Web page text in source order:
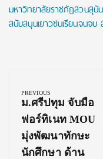
มหาวิทยาลัยราชภัฏสวนสุ
สนับสนุนเยาวชนเรียนจนจ
navigation
PREVIOUS
Previous
Post:
ม.ศรีปทุม จับมือ
ฟอร์ทิเนท MOU
มุ่งพัฒนาทักษะ
นักศึกษา ด้าน